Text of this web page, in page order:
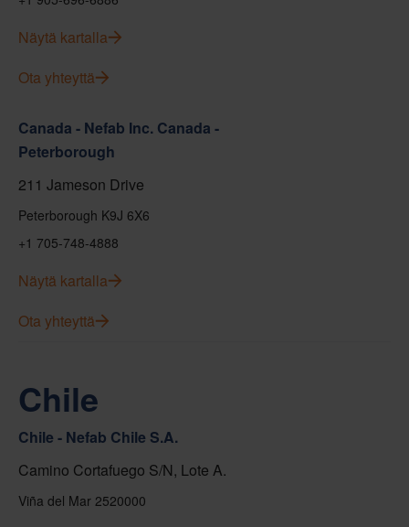
Näytä kartalla
Ota yhteyttä
Canada - Nefab Inc. Canada -
Peterborough
211 Jameson Drive
Peterborough K9J 6X6
+1 705-748-4888
Näytä kartalla
Ota yhteyttä
Chile
Chile - Nefab Chile S.A.
Camino Cortafuego S/N, Lote A.
Viña del Mar 2520000